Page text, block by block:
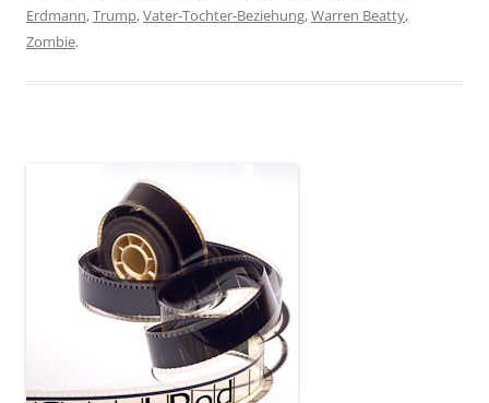
Erdmann,Trump,Vater-Tochter-Beziehung,Warren Beatty,
Zombie.